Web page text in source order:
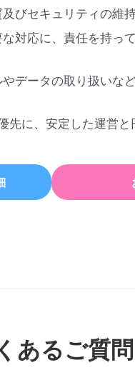
びセキュリティの維
対応に、責任を持っ
データの取り扱いな
に、安定した運営と
あるご質問